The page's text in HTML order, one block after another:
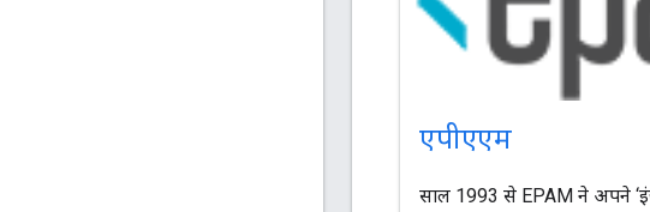
एपीएएम
साल 1993 से EPAM ने अपने